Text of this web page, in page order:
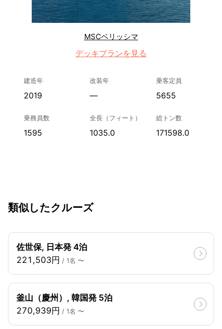
MSCベリッシマ
デッキプランを見る
建造年
2019
改装年
—
乗客定員
5655
乗務員数
1595
全長（フィート）
1035.0
総トン数
171598.0
類似したクルーズ
佐世保, 日本発 4泊
221,503円 / 1名 〜
釜山（慶州）, 韓国発 5泊
270,939円 / 1名 〜